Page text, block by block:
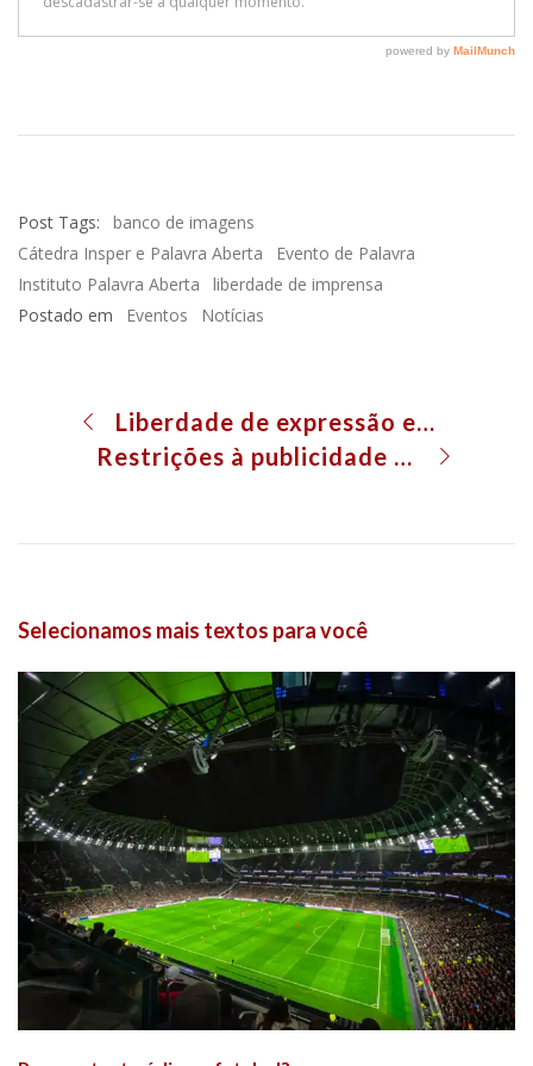
Post Tags:
banco de imagens
Cátedra Insper e Palavra Aberta
Evento de Palavra
Instituto Palavra Aberta
liberdade de imprensa
Postado em
Eventos Notícias
Liberdade de expressão e Internet
Restrições à publicidade nos meios de comunicação
Selecionamos mais textos para você